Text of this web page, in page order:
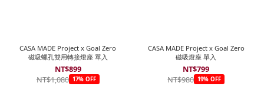
CASA MADE Project x Goal Zero
磁吸螺孔雙用轉接燈座 單入
NT$899
NT$1,080 17% OFF
CASA MADE Project x Goal Zero
磁吸燈座 單入
NT$799
NT$980 19% OFF